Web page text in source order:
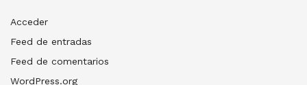
Acceder
Feed de entradas
Feed de comentarios
WordPress.org